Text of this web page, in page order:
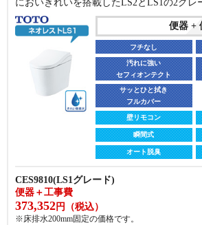
瞬間式
オート脱臭
CS410B + SH410BA ＋ TCF4734A
便器＋温水洗浄便座＋工事費
※床排水200mm、手洗いなしの価格です。
商品詳細
袖リモコン
貯湯式
オート脱臭
CS225BP + SH224BA + CH961SWS
便器＋温水洗浄便座＋工事費
円（税込）
※床排水200mm、手洗いなしの価格です。
商品詳細
においきれいを搭載したLS2とLS1の2グレ
便器 +
フチなし
汚れに強い
セフィオンテクト
サッとひと拭き
フルカバー
壁リモコン
瞬間式
オート脱臭
CES9810(LS1グレード)
便器＋工事費
373,352 円（税込）
※床排水200mm固定の価格です。